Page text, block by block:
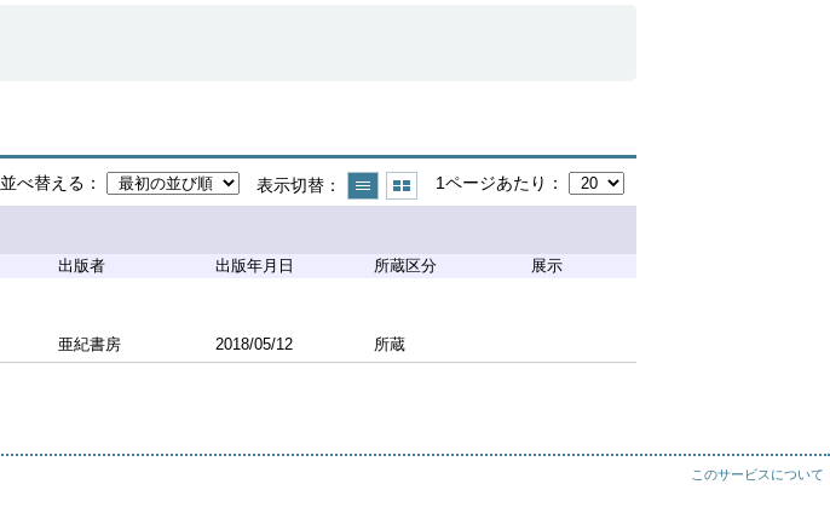
並べ替える 表示切替 1ページあたり
出版者 出版年月日 所蔵区分 展示
亜紀書房 2018/05/12 所蔵
このサービスについて